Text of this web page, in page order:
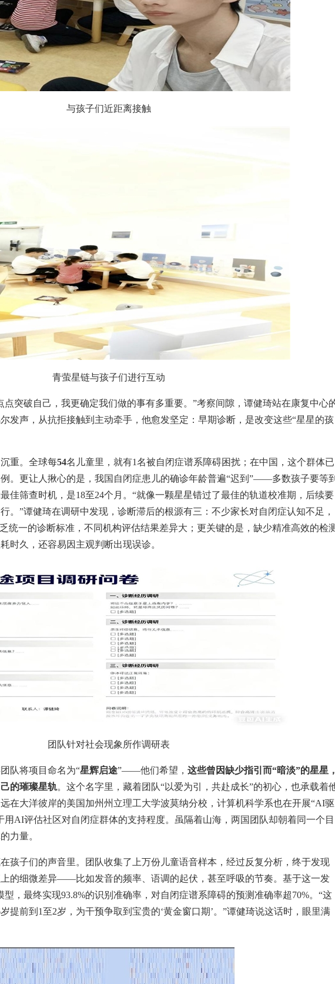
与孩子们近距离接触
青萤星链与孩子们进行互动
点突破自己，我更确定我们做的事有多重要。”考察间隙，谭健琦站在康复中心
发声，从抗拒接触到主动牵手，他愈发坚定：早期诊断，是改变这些“星星的孩
重。全球每54名儿童里，就有1名被自闭症谱系障碍困扰；在中国，这个群体已
。更让人揪心的是，我国自闭症患儿的确诊年龄普遍“迟到”——多数孩子要等
佳筛查时机，是18至24个月。“就像一颗星星错过了最佳的轨道校准期，后续要
。”谭健琦在调研中发现，诊断滞后的根源有三：不少家长对自闭症认知不足，
统一的诊断标准，不同机构评估结果差异大；更关键的是，缺少精准高效的检
时久，还容易因主观判断出现误诊。
团队针对社会现象所作调研表
队将项目命名为“星辉启途”——他们希望， 这些曾因缺少指引而“暗淡”的星星
的璀璨星轨。这个名字里，藏着团队“以爱为引，共赴成长”的初心，也承载着
在大洋彼岸的美国加州州立理工大学波莫纳分校，计算机科学系也在开展“AI驱
用AI评估社区对自闭症群体的支持程度。虽隔着山海，两国团队却朝着同一个目
力量。
孩子们的声音里。团队收集了上万份儿童语音样本，经过反复分析，终于发现
的细微差异——比如发音的频率、语调的起伏，甚至呼吸的节奏。基于这一发
型，最终实现93.8%的识别准确率，对自闭症谱系障碍的预测准确率超70%。“这
提前到1至2岁，为干预争取到宝贵的‘黄金窗口期’。”谭健琦说这话时，眼里满